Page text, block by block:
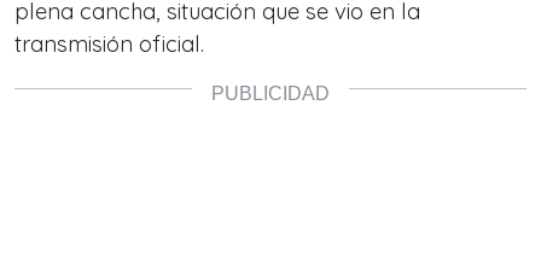
plena cancha, situación que se vio en la
transmisión oficial.